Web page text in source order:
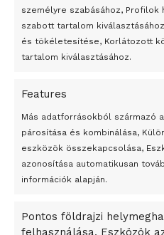
személyre szabásához, Profilok
szabott tartalom
és tökéletesítése, Korlátozott
tartalom kiválasztásához.
Features
Más adatforrásokból származó
párosítása és kombinálása,
eszközök összekapcsolása,
azonosítása automatikusan
információk alapján.
Pontos földrajzi
felhasználása, Eszközök
Az 1950-ben elhunyt alkotók
felhasználhatóvá válnak
Peking – A visegrádi országok
bemutató fotókiállítás nyílt
Megveszi az osztrák
Bricket
A Startup Campus egyetemi
A Ringo Starr új albummal